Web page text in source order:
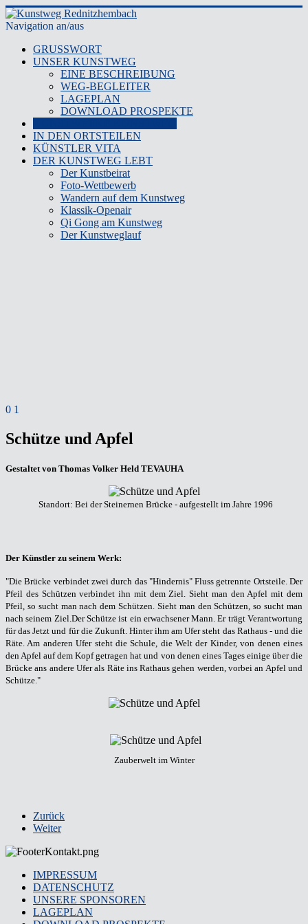
Navigation an/aus
GRUSSWORT
UNSER KUNSTWEG
EINE BESCHREIBUNG
WEG-BEGLEITER
LAGEPLAN
DOWNLOAD PROSPEKTE
IN DEN ORTSTEILEN
KÜNSTLER VITA
DER KUNSTWEG LEBT
Der Kunstbeirat
Foto-Wettbewerb
Wandern auf dem Kunstweg
Klassik-Openair
Qi Gong am Kunstweg
Der Kunstweglauf
0 1
Schütze und Apfel
Gestaltet von Thomas Volker Held TEVAUHA
Standort: Bei der Steinernen Brücke - aufgestellt im Jahre 1996
Der Künstler zu seinem Werk:
"Die Brücke verbindet zwei durch das "Hindernis" Fluss getrennte Ortsteile. Der
Pfeil des Schützen verbindet ihn mit dem Ziel. Sieht man den Apfel mit dem
Pfeil, so sucht man nach dem Schützen. Sieht man den Schützen, so sucht man
nach seinem Ziel.Der Schütze ist ein erwachsener Mann. Er trägt Verantwortung
für das Jetzt und für die Zukunft. Hinter ihm am Ufer steht das Rathaus - und die
Räte. Am anderen Ufer steht die Schule, die Welt der Kinder, von denen eines
den Apfel auf dem Kopf getragen hat und von denen eines Tages einige über die
Brücke ans andere Ufer als Räte ins Rathaus gehen werden, vorbei an Apfel und
Schütze."
Zauberwelt im Winter
Zurück
Weiter
IMPRESSUM
DATENSCHUTZ
UNSERE SPONSOREN
LAGEPLAN